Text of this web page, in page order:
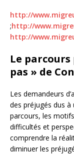
http://
;http://
http://
Le parcours
pas » de
Les demandeurs
des préjugés dus à
parcours, les
difficultés et
comprendre la
diminuer les